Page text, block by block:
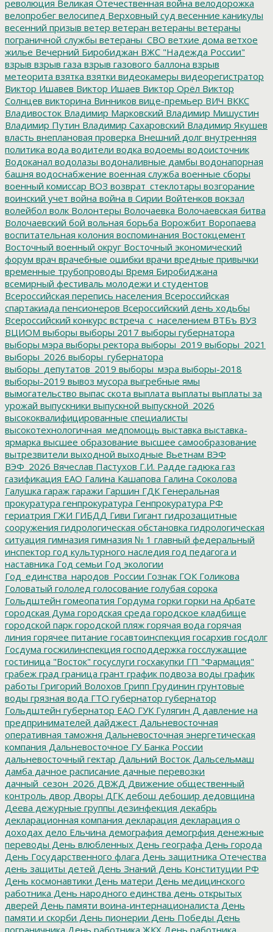
революция Великая Отечественная война велодорожка
велопробег велосипед Верховный суд весенние каникулы
весенний призыв ветер ветеран ветераны ветераны
пограничной службы ветераны_СВО ветхие дома ветхое
жилье Вечерний Биробиджан ВЖС "Надежда России"
взрыв взрыв газа взрыв газового баллона взрыв
метеорита взятка взятки видеокамеры видеорегистратор
Виктор Ишавев Виктор Ишаев Виктор Орёл Виктор
Солнцев викторина Винников вице-премьер ВИЧ ВККС
Владивосток Владимир Марковский Владимир Мишустин
Владимир Путин Владимир Сахаровский Владимир Якушев
власть внеплановая проверка Внешний долг внутренняя
политика вода водители водка водоемы водоисточник
Водоканал водолазы водоналивные дамбы водонапорная
башня водоснабжение военная служба военные сборы
военный комиссар ВОЗ возврат_стеклотары возгорание
воинский учет война война в Сирии Войтенков вокзал
волейбол волк Волонтеры Волочаевка Волочаевская битва
Волочаевский бой вольная борьба Ворожбит Воропаева
воспитательная колония воспоминания Востокцемент
Восточный военный округ Восточный экономический
форум врач врачебные ошибки врачи вредные привычки
временные трубопроводы Время Биробиджана
всемирный фестиваль молодежи и студентов
Всероссийская перепись населения Всероссийская
спартакиада пенсионеров Всероссийский день ходьбы
Всероссийский конкурс встреча_с_населением ВТБъ ВУЗ
ВЦИОМ выборы выборы 2017 выборы губернатора
выборы мэра выборы ректора выборы_2019 выборы_2021
выборы_2026 выборы_губернатора
выборы_депутатов_2019 выборы_мэра выборы-2018
выборы-2019 вывоз мусора выгребные ямы
вымогательство выпас скота выплата выплаты выплаты за
урожай выпускники выпускной выпускной_2026
высококвалифицированные специалисты
высокотехнологичная_медпомощь выставка выставка-
ярмарка высшее образование высшее самообразование
вытрезвители выходной выходные Вьетнам ВЭФ
ВЭФ_2026 Вячеслав Пастухов Г.И. Радде гадюка газ
газификация ЕАО Галина Кашапова Галина Соколова
Галушка гараж гаражи Гаршин ГДК Генеральная
прокуратура генпрокуратура Генпрокуратура РФ
гериатрия ГЖИ ГИБДД Гиви Гигант гидрозащитные
сооружения гидрологическая обстановка гидрологическая
ситуация гимназия гимназия № 1 главный федеральный
инспектор год культурного наследия год педагога и
наставника Год семьи Год экологии
Год_единства_народов_России Гознак ГОК Голикова
Головатый гололед голосование голубая сорока
Гольдштейн гомеопатия Гордума горки горки на Арбате
городская Дума городская среда городское кладбище
городской парк городской пляж горячая вода горячая
линия горячее питание госавтоинспекция госархив госдолг
Госдума госжилинспекция господдержка госслужащие
гостиница "Восток" госуслуги госхакупки ГП "Фармация"
грабеж град граница грант график подвоза воды график
работы Григорий Волохов Грипп Грудинин грунтовые
воды грязная вода ГТО губернатор губернатор
Гольдштейн губернатор ЕАО ГУК Гулягин Д давление на
предпринимателей дайджест Дальневосточная
оперативная таможня Дальневосточная энергетическая
компания Дальневосточное ГУ Банка России
дальневосточный гектар Дальний Восток Дальсельмаш
дамба дачное расписание дачные перевозки
дачный_сезон_2026 ДВЖД Движение общественный
контроль двор Дворы ДГК дебош дебошир дедовщина
Деева дежурные группы дезинфекция декабрь
декларационная компания декларация декларация о
доходах дело Ельчина демография демогрфия денежные
переводы День влюбленных День географа День города
День Государственного флага День защитника Отечества
день защиты детей День Знаний День Конституции РФ
День космонавтики День матери День медицинского
работника День народного единства день открытых
дверей День памяти воина-интернационалиста День
памяти и скорби День пионерии День Победы День
пограничника День работника ЖКХ День работника